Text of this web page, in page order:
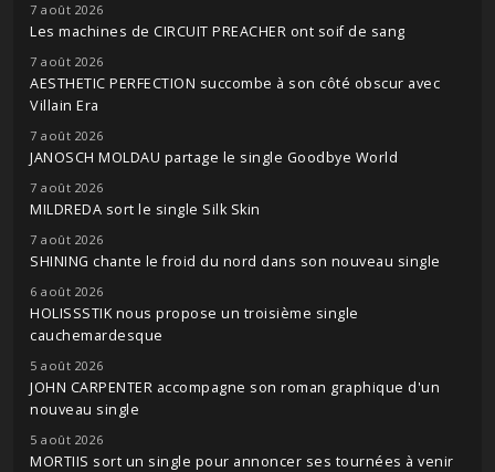
7 août 2026
Les machines de CIRCUIT PREACHER ont soif de sang
7 août 2026
AESTHETIC PERFECTION succombe à son côté obscur avec
Villain Era
7 août 2026
JANOSCH MOLDAU partage le single Goodbye World
7 août 2026
MILDREDA sort le single Silk Skin
7 août 2026
SHINING chante le froid du nord dans son nouveau single
6 août 2026
HOLISSSTIK nous propose un troisième single
cauchemardesque
5 août 2026
JOHN CARPENTER accompagne son roman graphique d'un
nouveau single
5 août 2026
MORTIIS sort un single pour annoncer ses tournées à venir